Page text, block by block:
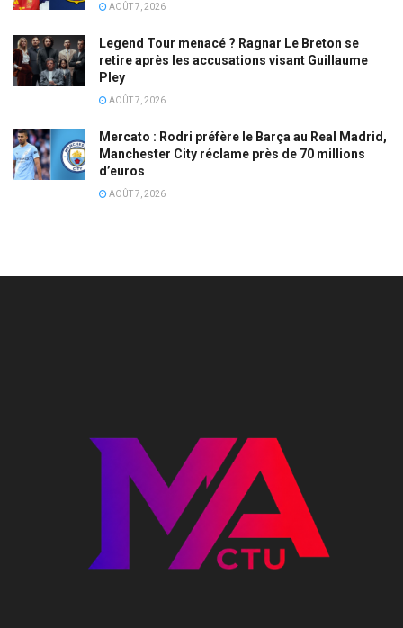
AOÛT 7, 2026
Legend Tour menacé ? Ragnar Le Breton se
retire après les accusations visant Guillaume
Pley
AOÛT 7, 2026
Mercato : Rodri préfère le Barça au Real Madrid,
Manchester City réclame près de 70 millions
d’euros
AOÛT 7, 2026